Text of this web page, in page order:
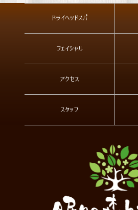
ドライヘッドスパ
フェイシャル
アクセス
スタッフ